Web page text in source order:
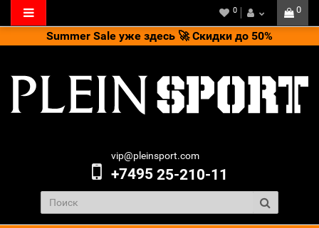
Summer Sale уже здесь 🚀 Скидки до 50%
0
0
vip@pleinsport.com
+749525-210-11